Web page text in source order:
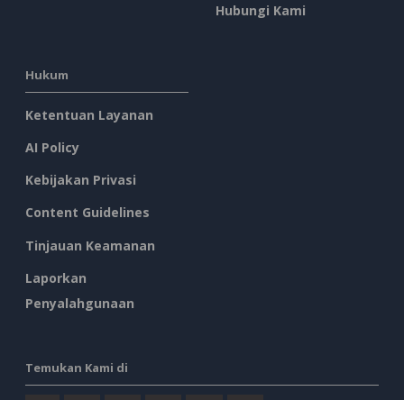
Hubungi Kami
Hukum
Ketentuan Layanan
AI Policy
Kebijakan Privasi
Content Guidelines
Tinjauan Keamanan
Laporkan
Penyalahgunaan
Temukan Kami di